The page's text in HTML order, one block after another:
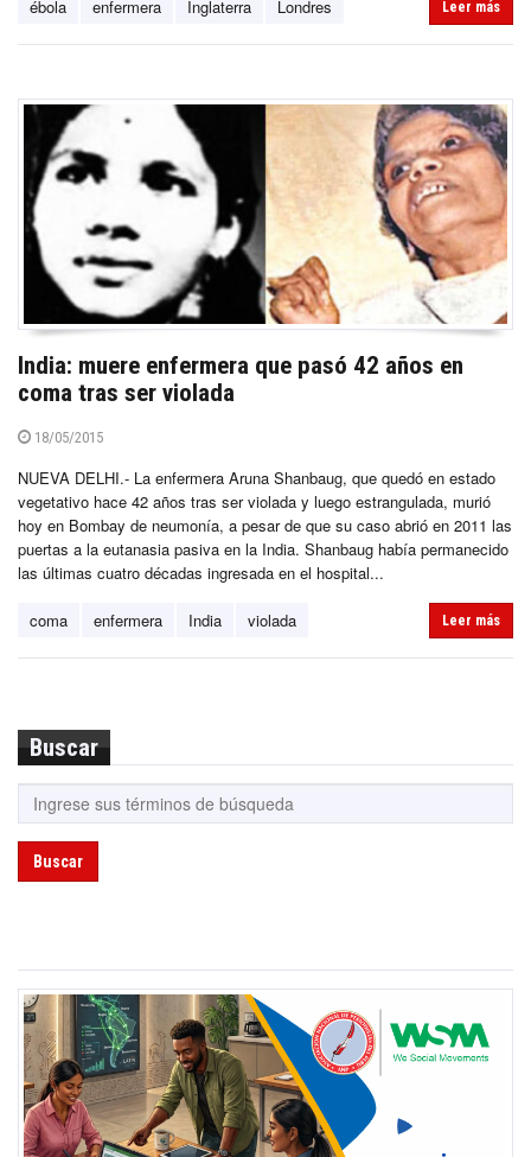
ébola enfermera Inglaterra Londres Leer más
India: muere enfermera que pasó 42 años en
coma tras ser violada
18/05/2015
NUEVA DELHI.- La enfermera Aruna Shanbaug, que quedó en estado
vegetativo hace 42 años tras ser violada y luego estrangulada, murió
hoy en Bombay de neumonía, a pesar de que su caso abrió en 2011 las
puertas a la eutanasia pasiva en la India. Shanbaug había permanecido
las últimas cuatro décadas ingresada en el hospital...
coma enfermera India violada Leer más
Buscar
Buscar